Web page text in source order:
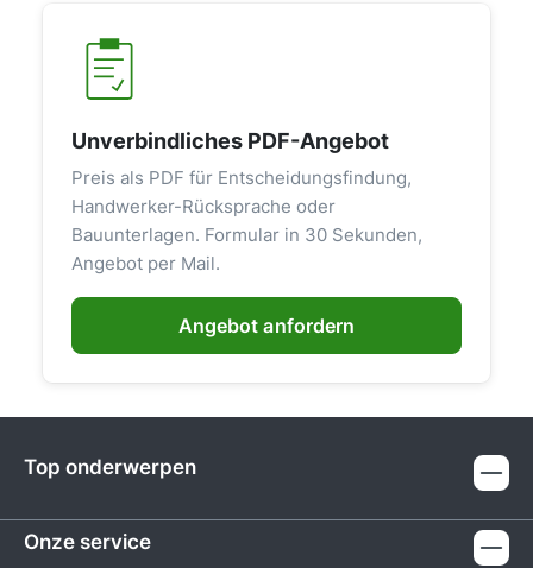
Unverbindliches PDF-Angebot
Preis als PDF für Entscheidungsfindung,
Handwerker-Rücksprache oder
Bauunterlagen. Formular in 30 Sekunden,
Angebot per Mail.
Angebot anfordern
Top onderwerpen
Onze service